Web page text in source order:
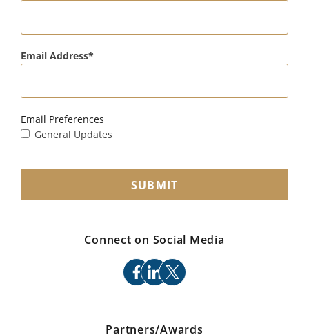
Email Address
Email Preferences
General Updates
SUBMIT
Connect on Social Media
facebook
linkedin
x
Partners/Awards